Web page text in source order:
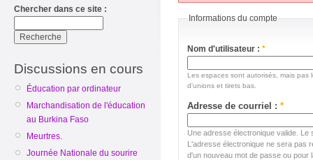
Chercher dans ce site :
Discussions en cours
Éducation par ordinateur
Marchandisation de l'éducation
au Burkina Faso
Meurtres.
Journée Nationale du sourire
Informations du compte
Nom d'utilisateur : *
Les espaces sont autorisés, mais
d'unions et tirets bas.
Adresse de courriel : *
Une adresse électronique valide.
L'adresse électronique ne sera pas
d'un nouveau mot de passe ou pour